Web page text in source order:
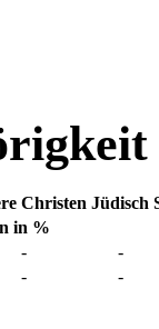
Christen Jüdisch
in %
-
-
- -